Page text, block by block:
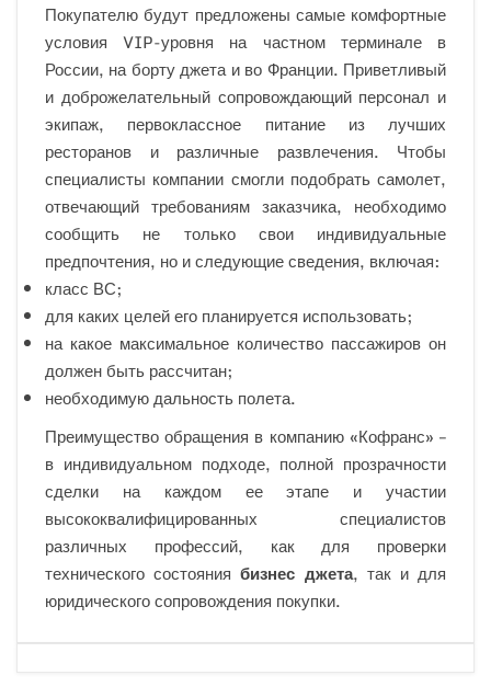
Покупателю будут предложены самые комфортные
условия VIP-уровня на частном терминале в
России, на борту джета и во Франции. Приветливый
и доброжелательный сопровождающий персонал и
экипаж, первоклассное питание из лучших
ресторанов и различные развлечения. Чтобы
специалисты компании смогли подобрать самолет,
отвечающий требованиям заказчика, необходимо
сообщить не только свои индивидуальные
предпочтения, но и следующие сведения, включая:
класс ВС;
для каких целей его планируется использовать;
на какое максимальное количество пассажиров он
должен быть рассчитан;
необходимую дальность полета.
Преимущество обращения в компанию «Кофранс» –
в индивидуальном подходе, полной прозрачности
сделки на каждом ее этапе и участии
высококвалифицированных специалистов
различных профессий, как для проверки
технического состояниябизнес джета, так и для
юридического сопровождения покупки.